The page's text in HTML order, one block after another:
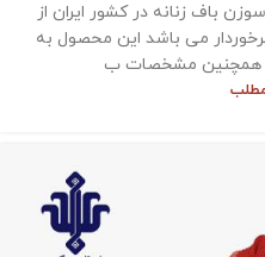
باف زنانه در کشور ایران از
می باشد این محصول به
و همچنین مشخصات ب